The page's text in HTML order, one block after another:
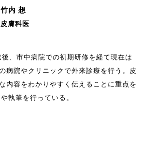
竹内 想
皮膚科医
、市中病院での初期研修を経て現在は
病院やクリニックで外来診療を行う。皮
内容をわかりやすく伝えることに重点を
執筆を行っている。